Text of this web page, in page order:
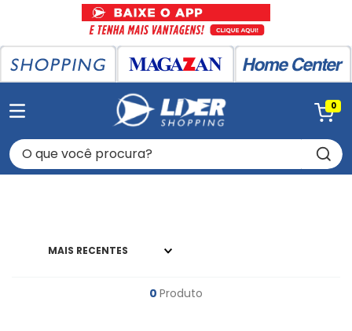
0
O que você procura?
MAIS RECENTES
0 Produto